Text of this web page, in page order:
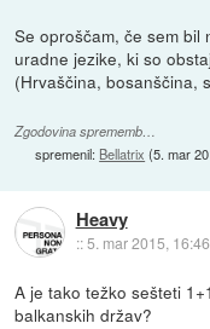
Se oproščam, če sem bil
uradne jezike, ki so
(Hrvaščina, bosanščina,
Zgodovina sprememb…
spremenil: Bellatrix (5. mar
Heavy
::5. mar 2015, 16:46
A je tako težko sešteti
balkanskih držav?